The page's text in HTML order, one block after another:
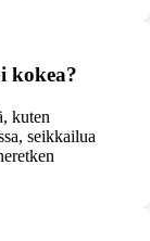
kokea?
kuten
seikkailua